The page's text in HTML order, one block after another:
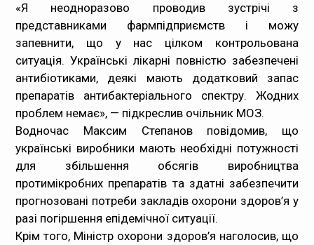
Статистика
Документи
Контакти
Карта сайта
«Я неодноразово проводив зустрічі з
представниками фармпідприємств і можу
запевнити, що у нас цілком контрольована
ситуація. Українські лікарні повністю забезпечені
антибіотиками, деякі мають додатковий запас
препаратів антибактеріального спектру. Жодних
проблем немає», — підкреслив очільник МОЗ.
Водночас Максим Степанов повідомив, що
українські виробники мають необхідні потужності
для збільшення обсягів виробництва
протимікробних препаратів та здатні забезпечити
прогнозовані потреби закладів охорони здоров’я у
разі погіршення епідемічної ситуації.
Крім того, Міністр охорони здоров’я наголосив, що